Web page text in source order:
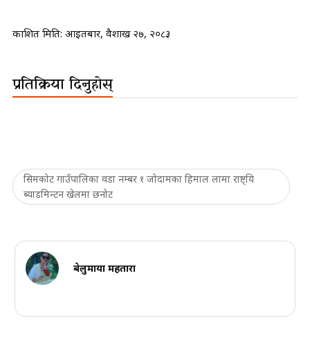
प्रकाशित मिति: आइतबार, वैशाख २७, २०८३
प्रतिक्रिया दिनुहोस्
सिमकोट गाउँपालिका वडा नम्बर १ जोदामका हिमाल लामा राष्ट्यि
ब्याडमिन्टन खेलमा छनोट
बेलुमाया महतारा